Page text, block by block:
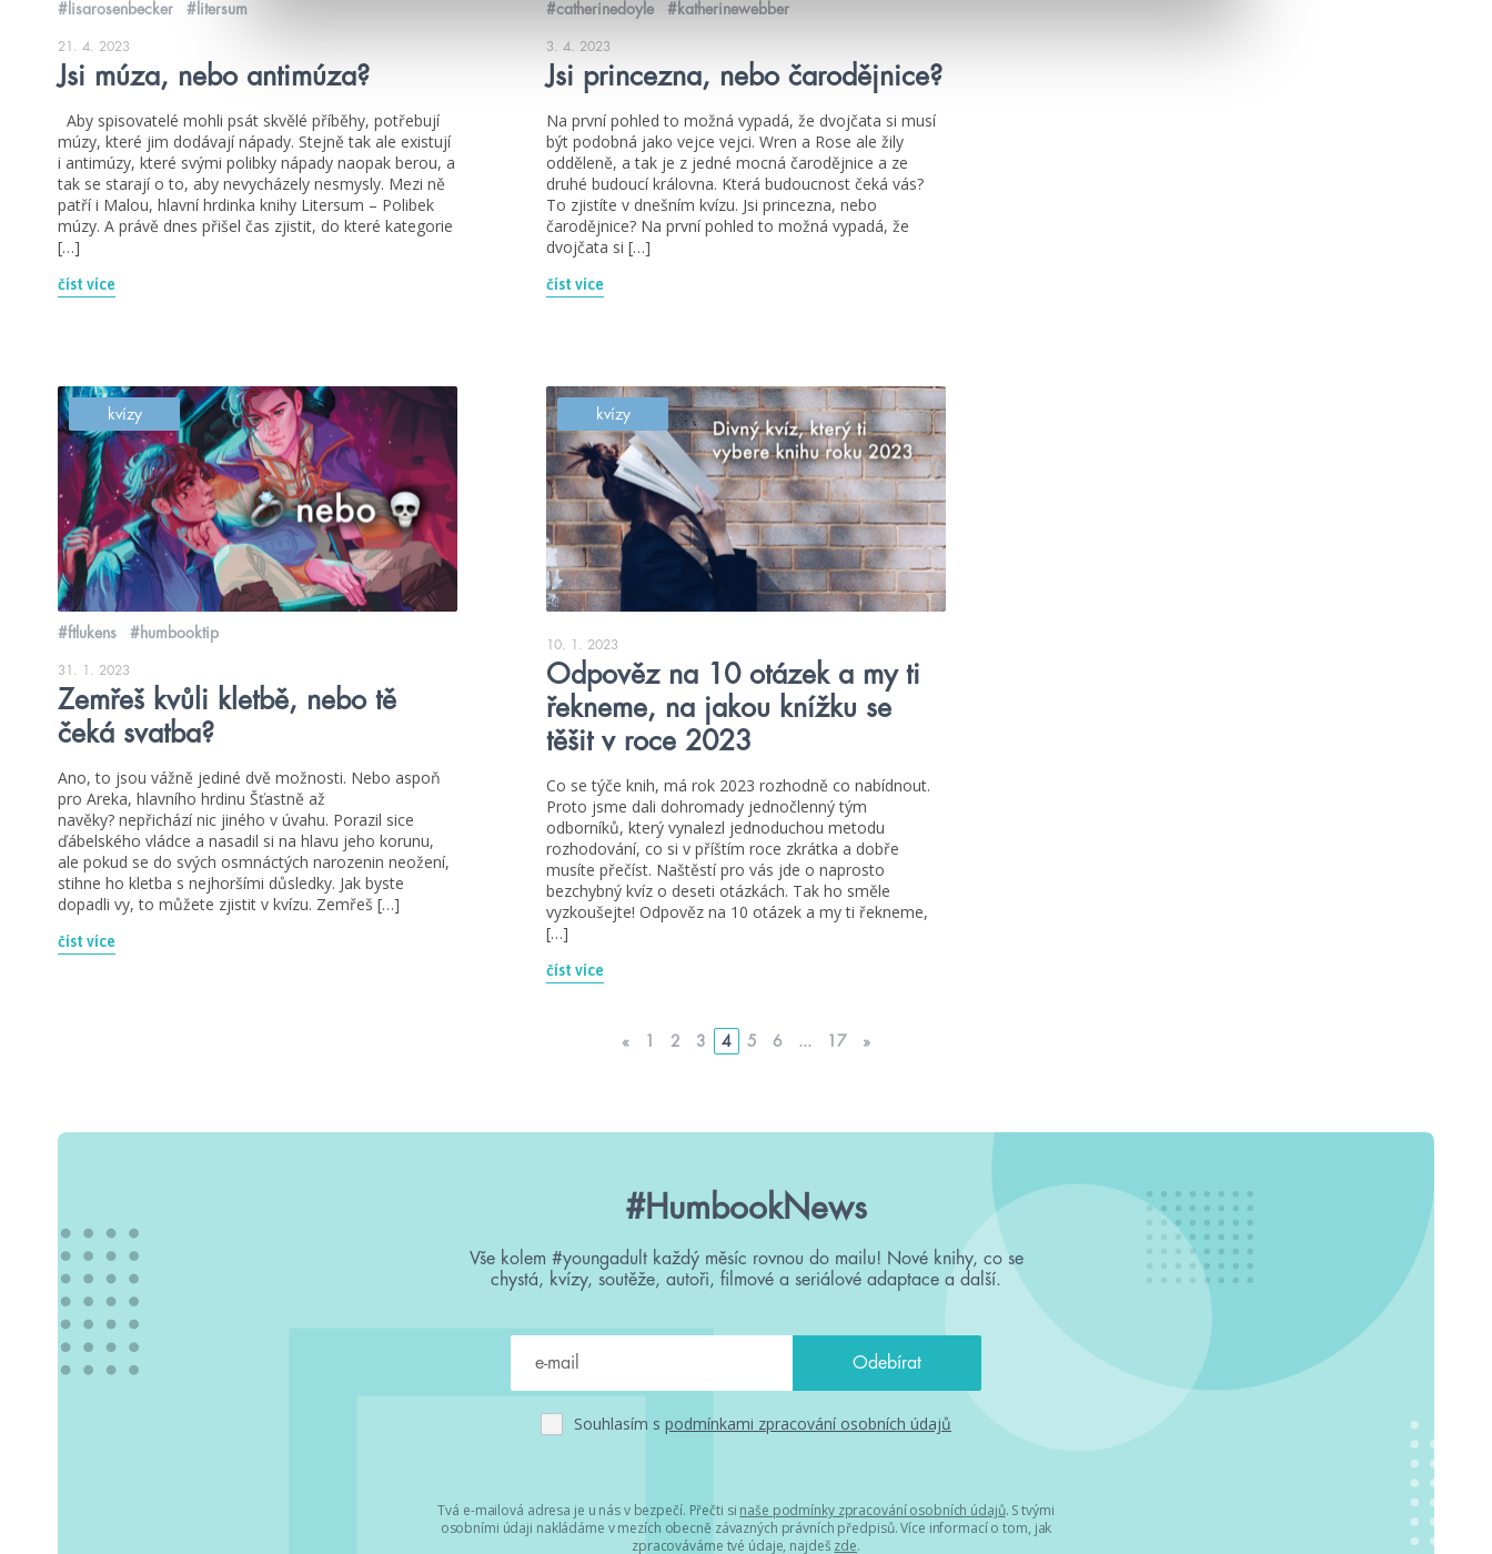
#lisarosenbecker #litersum
21. 4. 2023
Jsi múza, nebo antimúza?
Aby spisovatelé mohli psát skvělé příběhy, potřebují
múzy, které jim dodávají nápady. Stejně tak ale existují
i antimúzy, které svými polibky nápady naopak berou, a
tak se starají o to, aby nevycházely nesmysly. Mezi ně
patří i Malou, hlavní hrdinka knihy Litersum – Polibek
múzy. A právě dnes přišel čas zjistit, do které kategorie
[…]
číst více
#catherinedoyle #katherinewebber
3. 4. 2023
Jsi princezna, nebo čarodějnice?
Na první pohled to možná vypadá, že dvojčata si musí
být podobná jako vejce vejci. Wren a Rose ale žily
odděleně, a tak je z jedné mocná čarodějnice a ze
druhé budoucí královna. Která budoucnost čeká vás?
To zjistíte v dnešním kvízu. Jsi princezna, nebo
čarodějnice? Na první pohled to možná vypadá, že
dvojčata si […]
číst více
kvízy
#ftlukens #humbooktip
31. 1. 2023
Zemřeš kvůli kletbě, nebo tě
čeká svatba?
Ano, to jsou vážně jediné dvě možnosti. Nebo aspoň
pro Areka, hlavního hrdinu Šťastně až
navěky? nepřichází nic jiného v úvahu. Porazil sice
ďábelského vládce a nasadil si na hlavu jeho korunu,
ale pokud se do svých osmnáctých narozenin neožení,
stihne ho kletba s nejhoršími důsledky. Jak byste
dopadli vy, to můžete zjistit v kvízu. Zemřeš […]
číst více
kvízy
10. 1. 2023
Odpověz na 10 otázek a my ti
řekneme, na jakou knížku se
těšit v roce 2023
Co se týče knih, má rok 2023 rozhodně co nabídnout.
Proto jsme dali dohromady jednočlenný tým
odborníků, který vynalezl jednoduchou metodu
rozhodování, co si v příštím roce zkrátka a dobře
musíte přečíst. Naštěstí pro vás jde o naprosto
bezchybný kvíz o deseti otázkách. Tak ho směle
vyzkoušejte! Odpověz na 10 otázek a my ti řekneme,
[…]
číst více
« 1 2 3 4 5 6 17 »
#HumbookNews
Vše kolem #youngadult každý měsíc rovnou do mailu! Nové knihy, co se
chystá, kvízy, soutěže, autoři, filmové a seriálové adaptace a další.
Souhlasím s podmínkami zpracování osobních údajů
Tvá e-mailová adresa je u nás v bezpečí. Přečti si naše podmínky zpracování osobních údajů. S tvými
osobními údaji nakládáme v mezích obecně závazných právních předpisů. Více informací o tom, jak
zpracováváme tvé údaje, najdeš zde.